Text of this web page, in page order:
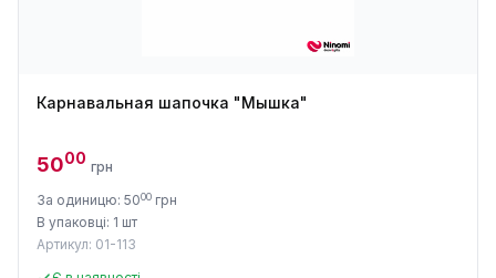
Карнавальная шапочка "Мышка"
5000 грн
За одиницю: 5000 грн
В упаковці: 1 шт
Артикул: 01-113